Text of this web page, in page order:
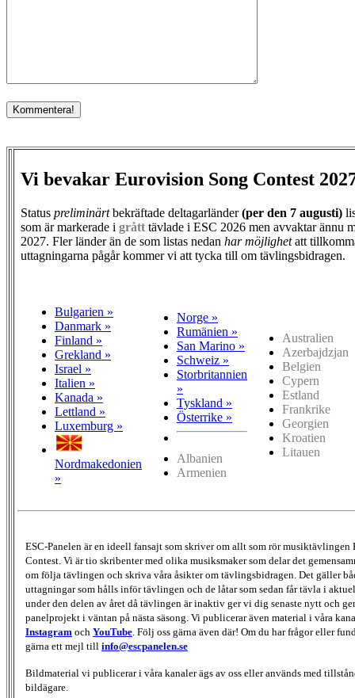
Vi bevakar Eurovision Song Contest
Status preliminärtbekräftade deltagarländer(per den 7 augusti)
som är markerade i grått tävlade i ESC 2026 men avvaktar ännu
2027. Fler länder än de som listas nedan har möjlighetatt
uttagningarna pågår kommer vi att tycka till om tävlingsbidragen.
Bulgarien »
Danmark »
Finland »
Grekland »
Israel »
Italien »
Kanada »
Lettland »
Luxemburg »
Nordmakedonien
»
Norge »
Rumänien »
San Marino »
Schweiz »
Storbritannien
»
Tyskland »
Österrike »
Albanien
Armenien
Australien
Azerbajdzjan
Belgien
Cypern
Estland
Frankrike
Georgien
Kroatien
Litauen
ESC-Panelen är en ideell fansajt som skriver om allt som rör musiktävlingen
Contest. Vi är tio skribenter med olika musiksmaker som delar det
om följa tävlingen och skriva våra åsikter om tävlingsbidragen. Det gäller
uttagningar som hålls inför tävlingen och de låtar som sedan får tävla i
under den delen av året då tävlingen är inaktiv ger vi dig senaste nytt och
panelprojekt i väntan på nästa säsong. Vi publicerar även material i våra
Instagram och YouTube. Följ oss gärna även där! Om du har frågor eller
gärna ett mejl till info@escpanelen.se
Bildmaterial vi publicerar i våra kanaler ägs av oss eller används med
bildägare.